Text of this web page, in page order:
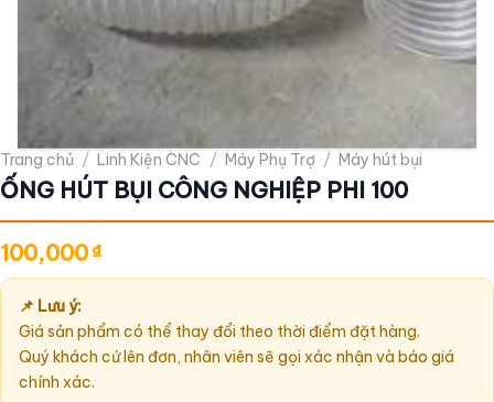
Trang chủ / Linh Kiện CNC / Máy Phụ Trợ / Máy hút bụi
ỐNG HÚT BỤI CÔNG NGHIỆP PHI 100
100,000₫
📌 Lưu ý:
Giá sản phẩm có thể thay đổi theo thời điểm đặt hàng.
Quý khách cứ lên đơn, nhân viên sẽ gọi xác nhận và báo giá
chính xác.